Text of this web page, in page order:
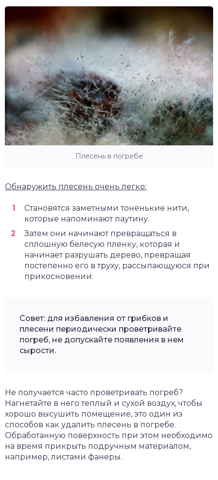
Плесень в погребе
Обнаружить плесень очень легко:
Становятся заметными тоненькие нити,
которые напоминают паутину.
Затем они начинают превращаться в
сплошную белесую пленку, которая и
начинает разрушать дерево, превращая
постепенно его в труху, рассыпающуюся при
прикосновении.
Совет: для избавления от грибков и
плесени периодически проветривайте
погреб, не допускайте появления в нем
сырости.
Не получается часто проветривать погреб?
Нагнетайте в него теплый и сухой воздух, чтобы
хорошо высушить помещение, это один из
способов как удалить плесень в погребе.
Обработанную поверхность при этом необходимо
на время прикрыть подручным материалом,
например, листами фанеры.